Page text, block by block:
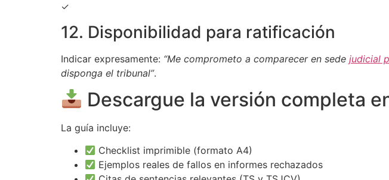
✓
12. Disponibilidad para ratificación
Indicar expresamente: “Me comprometo a comparecer en sede judicial
disponga el tribunal”.
Descargue la versión completa
La guía incluye:
Checklist imprimible (formato A4)
Ejemplos reales de fallos en informes rechazados